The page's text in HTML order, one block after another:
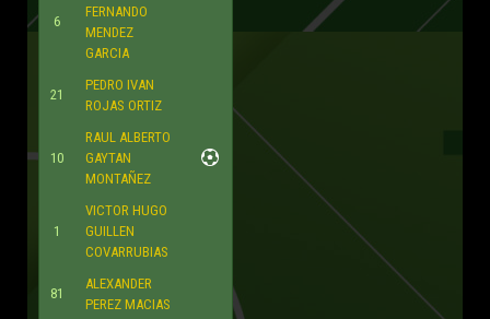
6
FERNANDO
MENDEZ
GARCIA
21
PEDRO IVAN
ROJAS ORTIZ
10
RAUL ALBERTO
GAYTAN
MONTAÑEZ
1
VICTOR HUGO
GUILLEN
COVARRUBIAS
81
ALEXANDER
PEREZ MACIAS